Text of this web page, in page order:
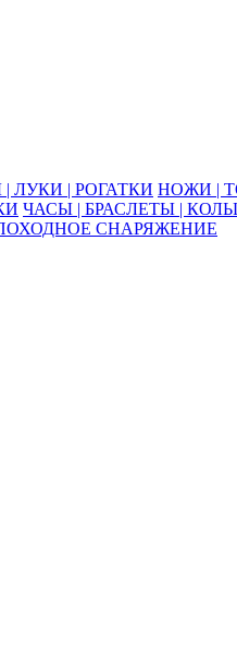
ЛУКИ | РОГАТКИ НОЖИ |
ЧАСЫ | БРАСЛЕТЫ |
СНАРЯЖЕНИЕ